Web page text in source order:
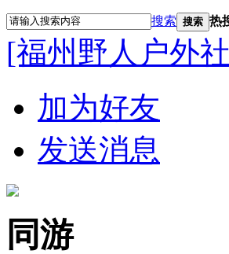
搜索 搜索 热
[福州野人户外
加为好友
发送消息
同游